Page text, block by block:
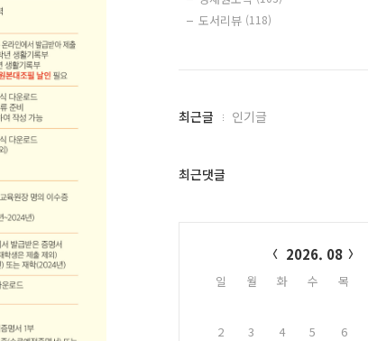
도서리뷰 (118)
최
과
최근글 인기글
최근댓글
2026. 08
일 월 화 수 목
2
3 4 5 6